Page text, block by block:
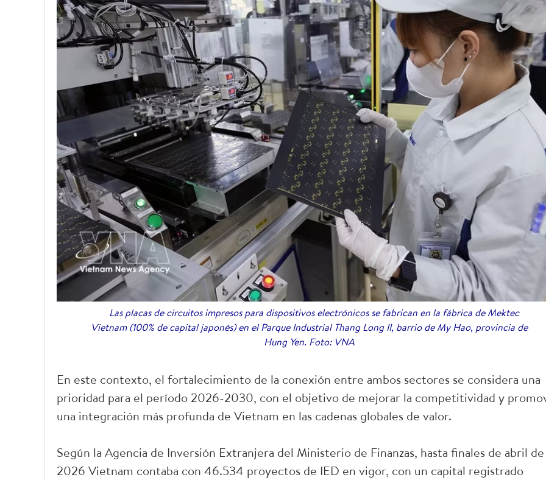
Las placas de circuitos impresos para dispositivos electrónicos se fabrican en la fábrica de Mektec
Vietnam (100% de capital japonés) en el Parque Industrial Thang Long II, barrio de My Hao, provincia de
Hung Yen. Foto: VNA
En este contexto, el fortalecimiento de la conexión entre ambos sectores se considera una
prioridad para el período 2026-2030, con el objetivo de mejorar la competitividad y
una integración más profunda de Vietnam en las cadenas globales de valor.
Según la Agencia de Inversión Extranjera del Ministerio de Finanzas, hasta finales de abril de
2026 Vietnam contaba con 46.534 proyectos de IED en vigor, con un capital registrado